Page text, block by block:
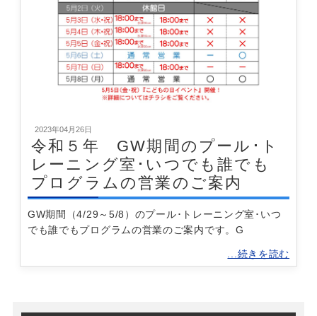
2023年04月26日
令和５年 GW期間のプール･ト
レーニング室･いつでも誰でも
プログラムの営業のご案内
GW期間（4/29～5/8）のプール･トレーニング室･いつ
でも誰でもプログラムの営業のご案内です。G
...続きを読む